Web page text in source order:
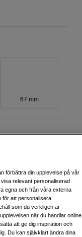
67 mm
effektiv ränta 0,00 %
förbättra din upplevelse på vår
relevant personaliserad
egna och från våra externa
för att personalisera
som du verkligen är
när du handlar
att ge dig inspiration och
Du kan självklart ändra dina